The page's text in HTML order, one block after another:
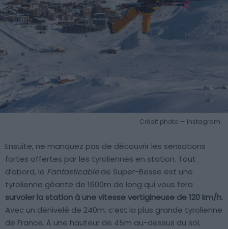
Crédit photo — Instagram
Ensuite, ne manquez pas de découvrir les sensations
fortes offertes par les tyroliennes en station. Tout
d’abord, le Fantasticablede Super-Besse est une
tyrolienne géante de 1600m de long qui vous fera
survoler la station à une vitesse vertigineuse de 120 km/h.
Avec un dénivelé de 240m, c’est la plus grande tyrolienne
de France. À une hauteur de 45m au-dessus du sol,